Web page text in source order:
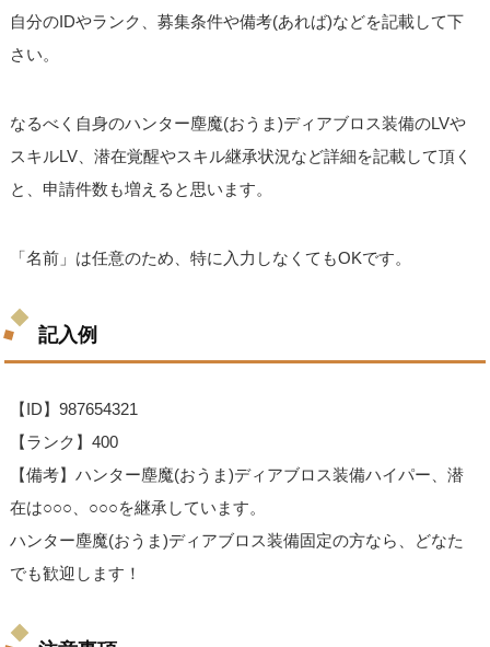
自分のIDやランク、募集条件や備考(あれば)などを記載して下
さい。
なるべく自身のハンター塵魔(おうま)ディアブロス装備のLVや
スキルLV、潜在覚醒やスキル継承状況など詳細を記載して頂く
と、申請件数も増えると思います。
「名前」は任意のため、特に入力しなくてもOKです。
記入例
【ID】987654321
【ランク】400
【備考】ハンター塵魔(おうま)ディアブロス装備ハイパー、潜
在は○○○、○○○を継承しています。
ハンター塵魔(おうま)ディアブロス装備固定の方なら、どなた
でも歓迎します！